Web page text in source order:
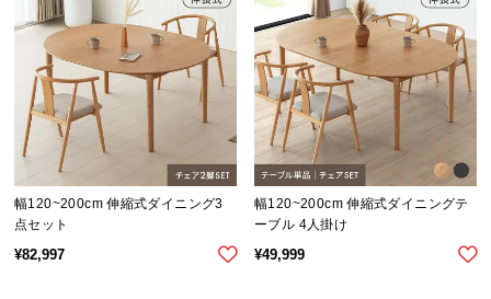
リ
ー
ト
か
幅120~200cm 伸縮式ダイニング3
点セット
¥82,997
幅120~200cm 伸縮式ダイニングテ
ーブル 4人掛け
¥49,999